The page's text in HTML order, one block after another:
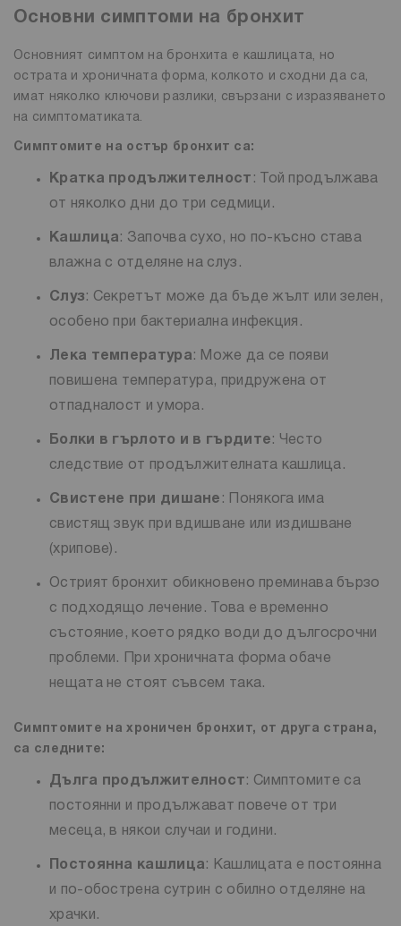
Основни симптоми на бронхит
Основният симптом на бронхита е кашлицата, но
острата и хроничната форма, колкото и сходни да са,
имат няколко ключови разлики, свързани с изразяването
на симптоматиката.
Симптомите на остър бронхит са:
Кратка продължителност : Той продължава
от няколко дни до три седмици.
Кашлица : Започва сухо, но по-късно става
влажна с отделяне на слуз.
Слуз : Секретът може да бъде жълт или зелен,
особено при бактериална инфекция.
Лека температура : Може да се появи
повишена температура, придружена от
отпадналост и умора.
Болки в гърлото и в гърдите : Често
следствие от продължителната кашлица.
Свистене при дишане : Понякога има
свистящ звук при вдишване или издишване
(хрипове).
Острият бронхит обикновено преминава бързо
с подходящо лечение. Това е временно
състояние, което рядко води до дългосрочни
проблеми. При хроничната форма обаче
нещата не стоят съвсем така.
Симптомите на хроничен бронхит, от друга страна,
са следните:
Дълга продължителност : Симптомите са
постоянни и продължават повече от три
месеца, в някои случаи и години.
Постоянна кашлица : Кашлицата е постоянна
и по-обострена сутрин с обилно отделяне на
храчки.